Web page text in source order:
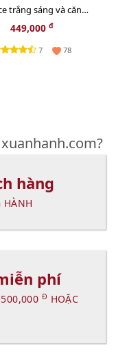
trắng sáng và căng
da - 30pcs
449,000 đ
7 78
hàng
phí
Đ HOẶC